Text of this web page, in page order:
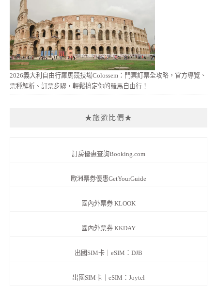
2026義大利自由行羅馬競技場Colossem：門票訂票全攻略，官方導覽、
票種解析、訂票步驟，輕鬆搞定你的羅馬自由行！
★旅遊比價★
訂房優惠查詢Booking.com
歐洲票券優惠GetYourGuide
國內外票券 KLOOK
國內外票券 KKDAY
出國SIM卡｜eSIM：DJB
出國SIM卡｜eSIM：Joytel